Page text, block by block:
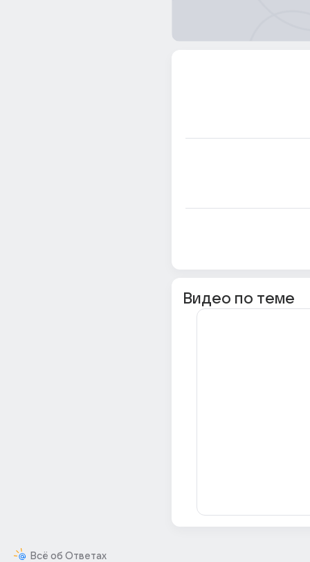
Всё об Ответах
Видео по теме